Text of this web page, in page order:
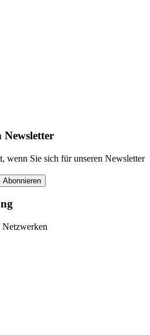
Newsletter
wenn Sie sich für unseren Newsletter
Abonnieren
Netzwerken